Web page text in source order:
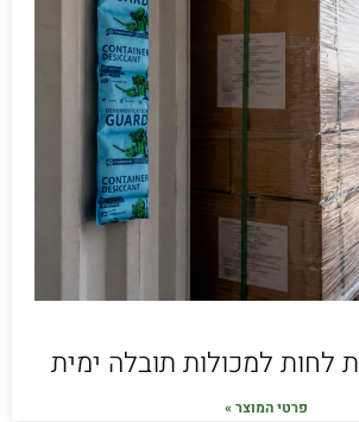
לחות למכולות תובלה ימית
פרטי המוצר »